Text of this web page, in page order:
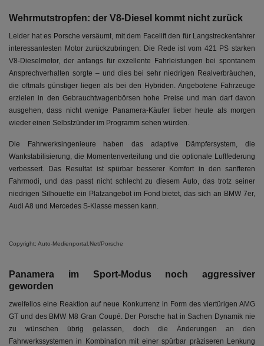
Wehrmutstropfen: der V8-Diesel kommt nicht zurück
Leider hat es Porsche versäumt, mit dem Facelift den für Langstreckenfahrer
interessantesten Motor zurückzubringen: Die Rede ist vom 421 PS starken
V8-Dieselmotor, der anfangs für exzellente Fahrleistungen bei spontanem
Ansprechverhalten sorgte – und dies bei sehr niedrigen Realverbräuchen,
die oftmals günstiger liegen als bei den Hybriden. Angebotene Fahrzeuge
erzielen in den Gebrauchtwagenbörsen hohe Preise und man darf davon
ausgehen, dass nicht wenige Panamera-Käufer lieber heute als morgen
wieder einen Selbstzünder im Programm sehen würden.
Die Fahrwerksingenieure haben das adaptive Dämpfersystem, die
Wankstabilisierung, die Momentenverteilung und die optionale Luftfederung
verbessert. Das Resultat ist spürbar besserer Komfort in den sanfteren
Fahrmodi, und das passt nicht schlecht zu diesem Auto, das trotz seiner
niedrigen Silhouette ein Platzangebot im Fond bietet, das sich an BMW 7er,
Audi A8 und Mercedes S-Klasse messen kann.
Copyright: Auto-Medienportal.Net/Porsche
Panamera im Sport-Modus noch aggressiver
geworden
zweifellos eine Reaktion auf neue Konkurrenz in Form des viertürigen AMG
GT und des BMW M8 Gran Coupé. Der Porsche hat in Sachen Dynamik nie
zu wünschen übrig gelassen, doch die Änderungen an den
Fahrwerkssystemen in Kombination mit einer spürbar präziseren Lenkung